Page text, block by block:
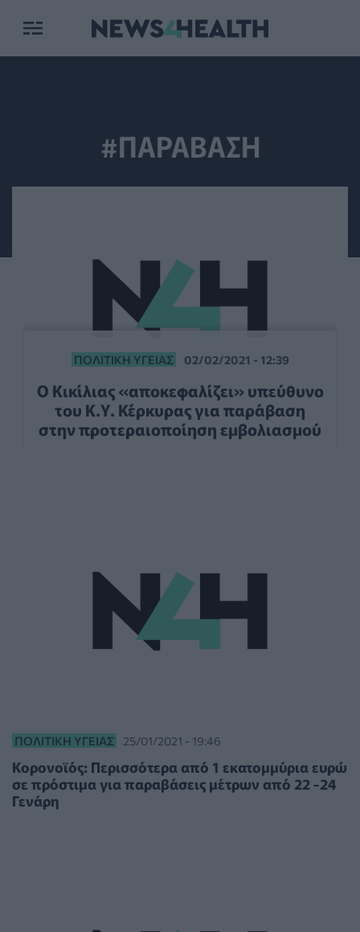
#ΠΑΡΑΒΑΣΗ
ΠΟΛΙΤΙΚΉ ΥΓΕΊΑΣ 02/02/2021 - 12:39
O Kικίλιας «αποκεφαλίζει» υπεύθυνο
του Κ.Υ. Κέρκυρας για παράβαση
στην προτεραιοποίηση εμβολιασμού
ΠΟΛΙΤΙΚΉ ΥΓΕΊΑΣ 25/01/2021 - 19:46
Κορονοϊός: Περισσότερα από 1 εκατομμύρια ευρώ
σε πρόστιμα για παραβάσεις μέτρων από 22 -24
Γενάρη